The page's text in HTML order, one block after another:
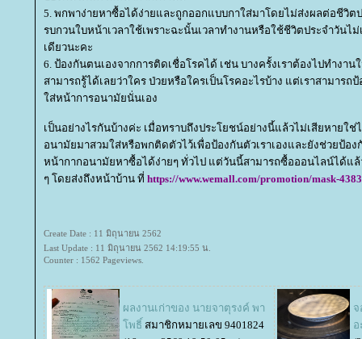
5. พกพาง่ายหาซื้อได้ง่ายและถูกออกแบบกาใส่มาโดยไม่ส่งผลต่อชีวิ
รบกวนใบหน้าเวลาใช้เพราะฉะนั้นเวลาทำงานหรือใช้ชีวิตประจำวันไ
เดียวนะคะ
6. ป้องกันตนเองจากการติดเชื่อโรคได้ เช่น บางครั้งเราต้องไปทำงา
สามารถรู้ได้เลยว่าใคร ป่วยหรือใครเป็นโรคอะไรบ้าง แต่เราสามารถ
ส่หน้าการอนามัยนั่นเอง
เป็นอย่างไรกันบ้างค่ะ เมื่อทราบถึงประโยชน์อย่างนี้แล้วไม่เสียหายใช่
อนามัยมาสวมใส่หรือพกติดตัวไว้เพื่อป้องกันตัวเราเองและยังช่วยป้อ
หน้ากากอนามัยหาซื้อได้ง่ายๆ ทั่วไป แต่วันนี้สามารถซื้อออนไลน์ได้แ
ๆ โดยส่งถึงหน้าบ้าน ที่ https://www.wemall.com/promotion/mask-4383
Create Date : 11 มิถุนายน 2562
Last Update : 11 มิถุนายน 2562 14:19:55 น.
Counter : 1562 Pageviews.
ผลงานเก่าของ นายจาตุรงค์ พา
พธิ์ สมาชิกหมายเลข 9401824
อ